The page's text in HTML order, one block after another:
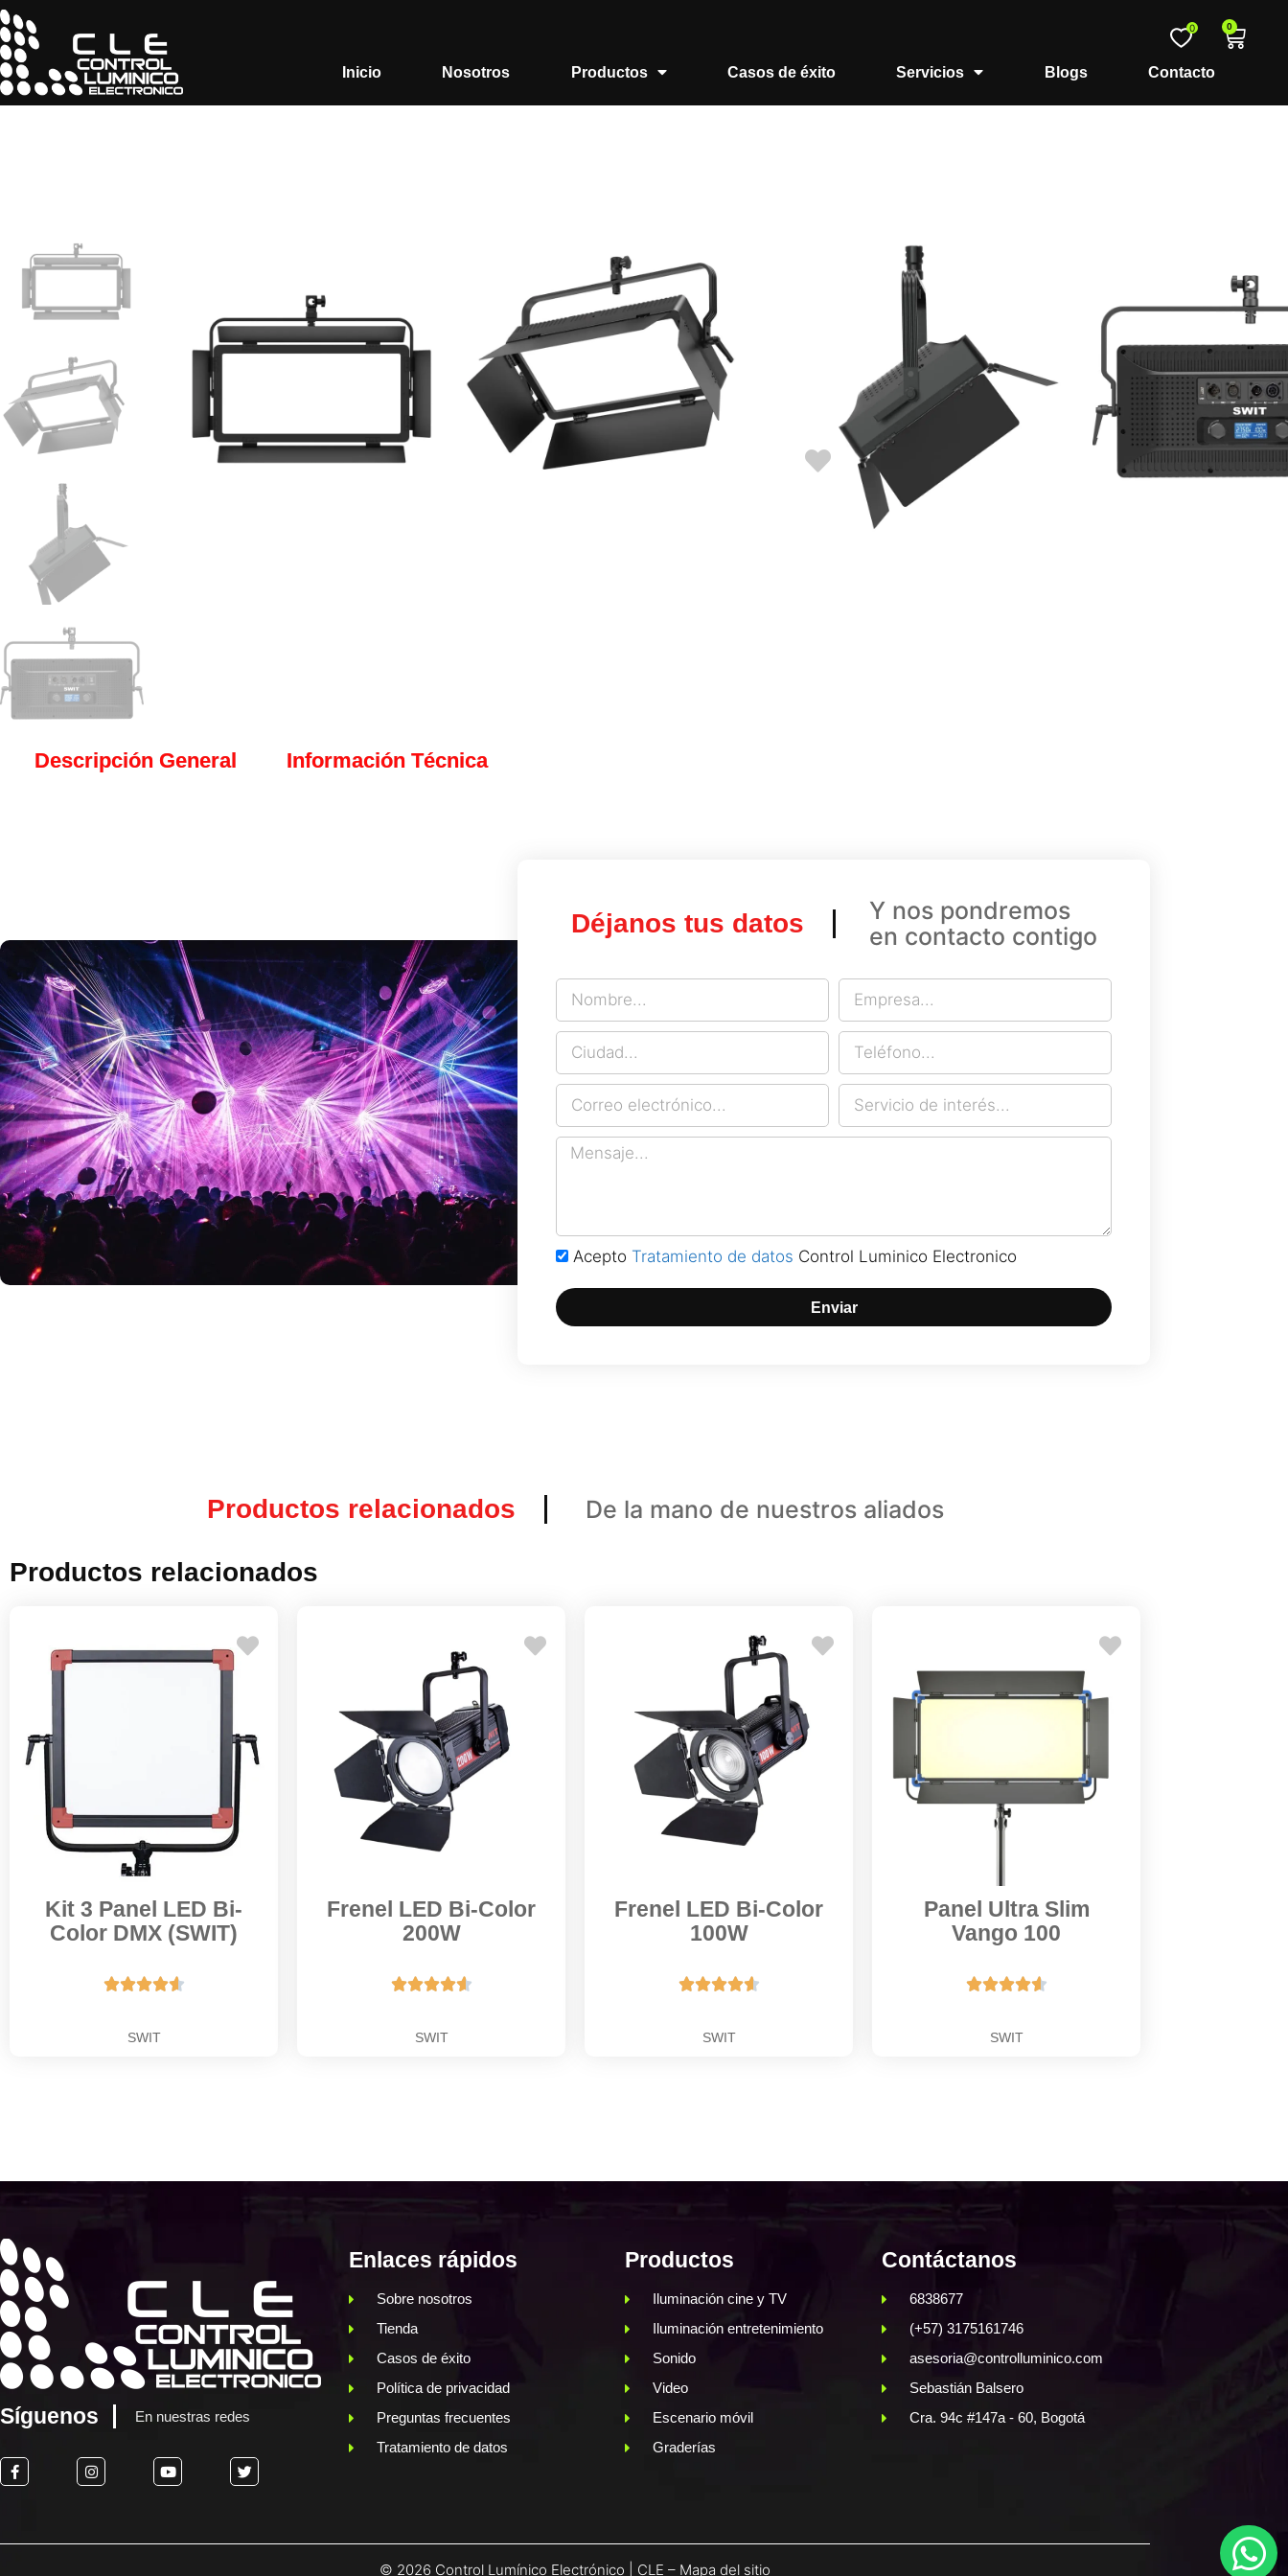
0 0
Inicio Nosotros Productos Casos de éxito Servicios Blogs Contacto
Inicio/Cine Paneles LED/ Panel LED Bi-Color 100W
Panel LED Bi-Color 100W
SWIT
Cotiza Ahora
Descripción General Información Técnica
Déjanos tus datos
Y nos pondremos
en contacto contigo
Acepto Tratamiento de datos Control Luminico Electronico
Enviar
Productos relacionados De la mano de nuestros aliados
Productos relacionados
Kit 3 Panel LED Bi-
Color DMX (SWIT)

SWIT
Frenel LED Bi-Color
200W

SWIT
Frenel LED Bi-Color
100W

SWIT
Panel Ultra Slim
Vango 100

SWIT
Síguenos En nuestras redes
Enlaces rápidos
Sobre nosotros
Tienda
Casos de éxito
Política de privacidad
Preguntas frecuentes
Tratamiento de datos
Productos
Iluminación cine y TV
Iluminación entretenimiento
Sonido
Video
Escenario móvil
Graderías
Contáctanos
6838677
(+57) 3175161746
asesoria@controlluminico.com
Sebastián Balsero
Cra. 94c #147a - 60, Bogotá
© 2026 Control Lumínico Electrónico | CLE – Mapa del sitio